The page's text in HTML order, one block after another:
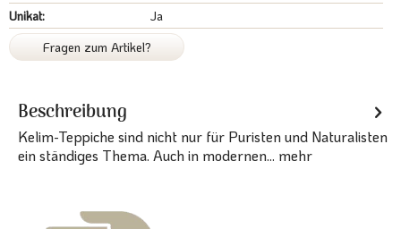
Unikat:
Ja
Fragen zum Artikel?
Beschreibung
Kelim-Teppiche sind nicht nur für Puristen und Naturalisten
ein ständiges Thema. Auch in modernen... mehr